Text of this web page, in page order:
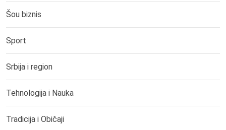
Šou biznis
Sport
Srbija i region
Tehnologija i Nauka
Tradicija i Običaji